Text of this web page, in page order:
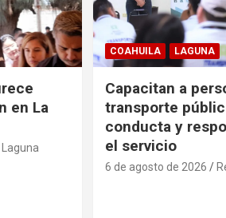
en La
COAHUILA LAGUNA
Capacitan a
transporte
conducta y
el servicio
6 de agosto de 2026